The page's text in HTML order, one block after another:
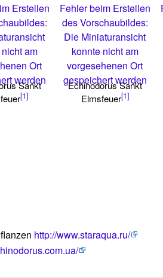
Erstellen
am
Ort
werden
Sankt
[1]
Fehler beim Erstellen
des Vorschaubildes:
Die Miniaturansicht
konnte nicht am
vorgesehenen Ort
gespeichert werden
Echinodorus Sankt
Elmsfeuer[1]
http://www.staraqua.ru/